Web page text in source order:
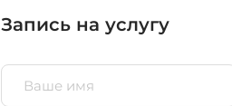
Запись на услугу